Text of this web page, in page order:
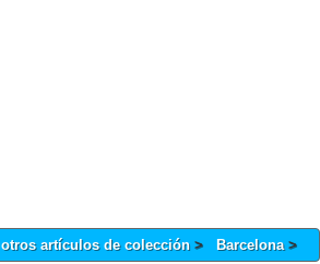
otros artículos de colección Barcelona